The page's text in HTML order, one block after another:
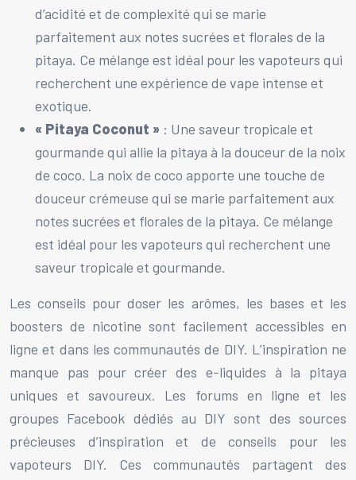
d’acidité et de complexité qui se marie
parfaitement aux notes sucrées et florales de la
pitaya. Ce mélange est idéal pour les vapoteurs qui
recherchent une expérience de vape intense et
exotique.
« Pitaya Coconut » : Une saveur tropicale et
gourmande qui allie la pitaya à la douceur de la noix
de coco. La noix de coco apporte une touche de
douceur crémeuse qui se marie parfaitement aux
notes sucrées et florales de la pitaya. Ce mélange
est idéal pour les vapoteurs qui recherchent une
saveur tropicale et gourmande.
Les conseils pour doser les arômes, les bases et les
boosters de nicotine sont facilement accessibles en
ligne et dans les communautés de DIY. L’inspiration ne
manque pas pour créer des e-liquides à la pitaya
uniques et savoureux. Les forums en ligne et les
groupes Facebook dédiés au DIY sont des sources
précieuses d’inspiration et de conseils pour les
vapoteurs DIY. Ces communautés partagent des